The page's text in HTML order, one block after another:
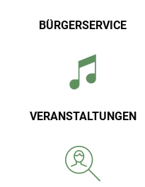
BÜRGERSERVICE
VERANSTALTUNGEN